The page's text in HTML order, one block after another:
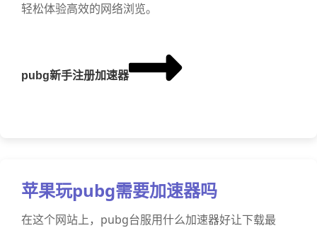
轻松体验高效的网络浏览。
pubg新手注册加速器
苹果玩pubg需要加速器吗
在这个网站上，pubg台服用什么加速器好让下载最